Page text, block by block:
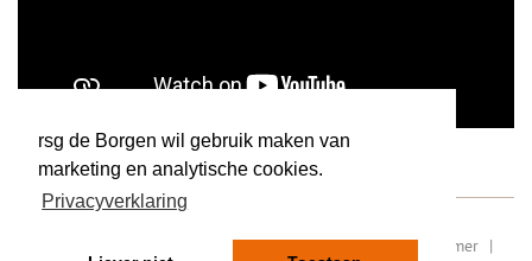
rsg de Borgen wil gebruik maken van
marketing en analytische cookies.
Privacyverklaring
RSIN/ fiscaal nummer: 8077.87.000 | Sitemap | Disclaimer |